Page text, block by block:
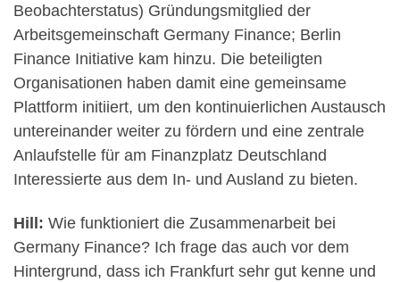
Beobachterstatus) Gründungsmitglied der
Arbeitsgemeinschaft Germany Finance; Berlin
Finance Initiative kam hinzu. Die beteiligten
Organisationen haben damit eine gemeinsame
Plattform initiiert, um den kontinuierlichen Austausch
untereinander weiter zu fördern und eine zentrale
Anlaufstelle für am Finanzplatz Deutschland
Interessierte aus dem In- und Ausland zu bieten.
Hill: Wie funktioniert die Zusammenarbeit bei
Germany Finance? Ich frage das auch vor dem
Hintergrund, dass ich Frankfurt sehr gut kenne und